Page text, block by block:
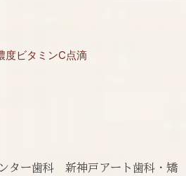
度ビタミンC点滴
ター歯科 新神戸アート歯科・矯